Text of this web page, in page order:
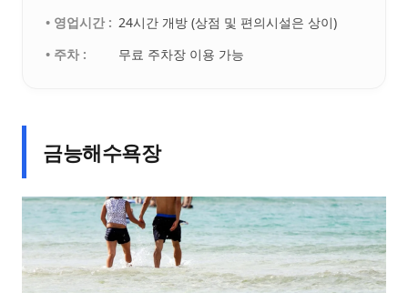
• 영업시간 : 24시간 개방 (상점 및 편의시설은 상이)
• 주차 :
무료 주차장 이용 가능
금능해수욕장